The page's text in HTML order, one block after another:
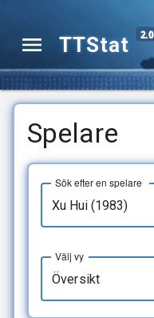
TTStat 2.0
Spelare
Sök efter en spelare
Översikt
Välj vy